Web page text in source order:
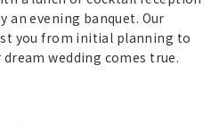
an evening banquet. Our
you from initial planning to
wedding comes true.